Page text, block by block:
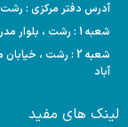
آدرس دفتر مرکزی : رشت ،
شعبه 1 : رشت ، بلوار مدرس ، هایپر مارکت احمدی
شعبه 2 : رشت ،
آباد
لینک های مفید